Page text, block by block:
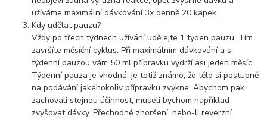
užíváme maximální dávkování 3x denně 20 kapek.
Kdy udělat pauzu?
Vždy po třech týdnech užívání udělejte 1 týden pauzu. Tím
završíte měsíční cyklus. Při maximálním dávkování a s
týdenní pauzou vám 50 ml přípravku vydrží asi jeden měsíc.
Týdenní pauza je vhodná, je totiž známo, že tělo si postupně
na podávání jakéhokoliv přípravku zvykne. Abychom pak
zachovali stejnou účinnost, museli bychom například
zvyšovat dávky. Přechodné zhoršení, nebo-li reverzní